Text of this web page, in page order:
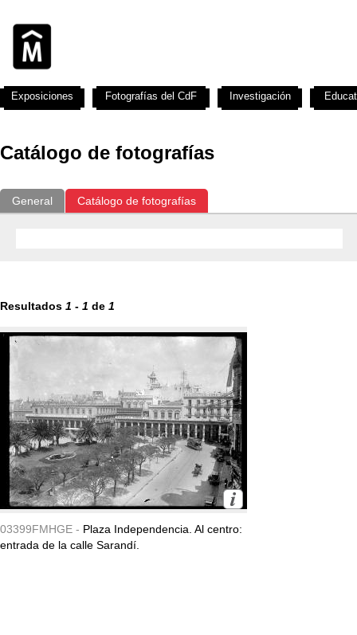
Catálogo de fotografías
General Catálogo de fotografías
Resultados 1 - 1 de 1
03399FMHGE - Plaza Independencia. Al centro:
entrada de la calle Sarandí.
Exposiciones Fotografías del CdF Investigación